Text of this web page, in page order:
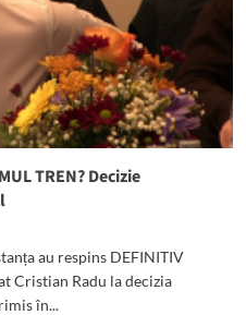
TREN? Decizie
au respins DEFINITIV
Cristian Radu la decizia
în...